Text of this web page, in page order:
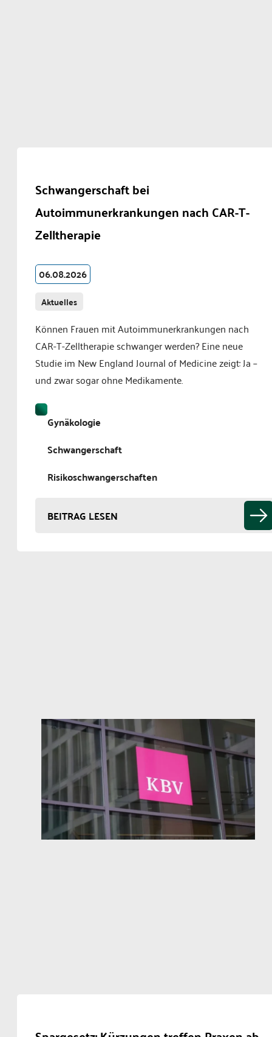
Schwangerschaft bei
Autoimmunerkrankungen nach CAR-T-
Zelltherapie
06.08.2026
Aktuelles
Können Frauen mit Autoimmunerkrankungen nach
CAR-T-Zelltherapie schwanger werden? Eine neue
Studie im New England Journal of Medicine zeigt: Ja –
und zwar sogar ohne Medikamente.
Gynäkologie
Schwangerschaft
Risikoschwangerschaften
BEITRAG LESEN